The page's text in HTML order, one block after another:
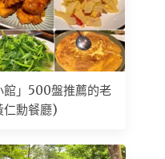
館」500盤推薦的老
仁勳餐廳)